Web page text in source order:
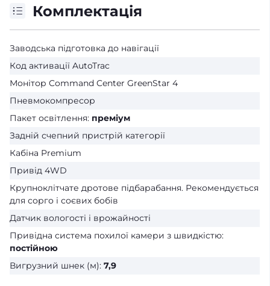
Комплектація
Заводська підготовка до навігації
Код активації AutoTrac
Монітор Command Center GreenStar 4
Пневмокомпресор
Пакет освітлення: преміум
Задній счепний пристрій категорії
Кабіна Premium
Привід 4WD
Крупноклітчате дротове підбарабання. Рекомендується
для сорго і соєвих бобів
Датчик вологості і врожайності
Привідна система похилої камери з швидкістю:
постійною
Вигрузний шнек (м): 7,9